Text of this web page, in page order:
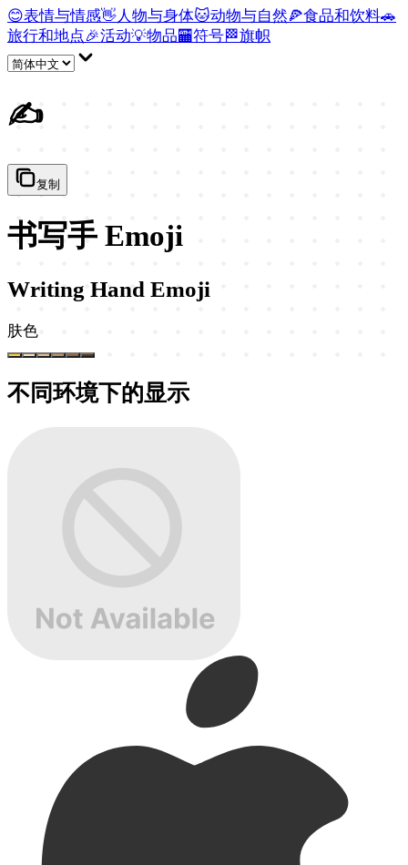
😊表情与情感👋 人物与身体🐱动物与自然🍕食品和饮料🚗
旅行和地点🎉活动💡物品🏧符号🏁旗帜
✍️
复制
书写手 Emoji
Writing Hand Emoji
肤色
不同环境下的显示